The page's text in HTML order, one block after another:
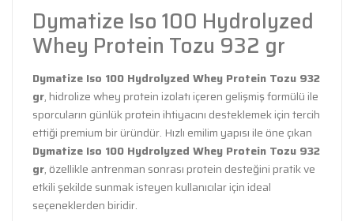
Dymatize Iso 100 Hydrolyzed
Whey Protein Tozu 932 gr
Dymatize Iso 100 Hydrolyzed Whey Protein Tozu 932
gr, hidrolize whey protein izolatı içeren gelişmiş formülü ile
sporcuların günlük protein ihtiyacını desteklemek için tercih
ettiği premium bir üründür. Hızlı emilim yapısı ile öne çıkan
Dymatize Iso 100 Hydrolyzed Whey Protein Tozu 932
gr, özellikle antrenman sonrası protein desteğini pratik ve
etkili şekilde sunmak isteyen kullanıcılar için ideal
seçeneklerden biridir.